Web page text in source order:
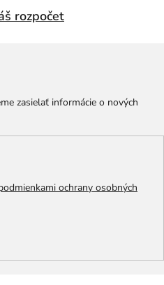
rozpočet
zasielať informácie o nových
ochrany osobných